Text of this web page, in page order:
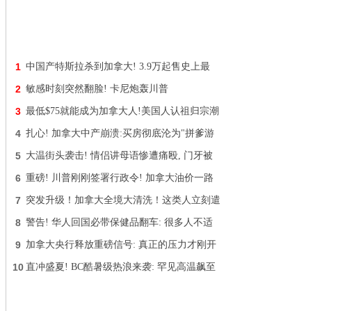
1 中国产特斯拉杀到加拿大! 3.9万起售史上最
2 敏感时刻突然翻脸! 卡尼炮轰川普
3 最低$75就能成为加拿大人!美国人认祖归宗潮
4 扎心! 加拿大中产崩溃:买房彻底沦为"拼爹游
5 大温街头袭击! 情侣讲母语惨遭痛殴, 门牙被
6 重磅! 川普刚刚签署行政令! 加拿大油价一路
7 突发升级！加拿大全境大清洗！这类人立刻遣
8 警告! 华人回国必带保健品翻车: 很多人不适
9 加拿大央行释放重磅信号: 真正的压力才刚开
10 直冲盛夏! BC酷暑级热浪来袭: 罕见高温飙至